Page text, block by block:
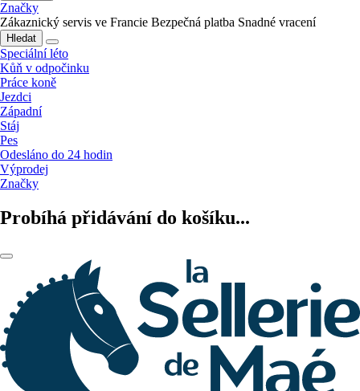
Značky
Zákaznický servis ve Francie Bezpečná platba Snadné vracení
Hledat
Speciální léto
Kůň v odpočinku
Práce koně
Jezdci
Západní
Stáj
Pes
Odesláno do 24 hodin
Výprodej
Značky
Probíhá přidávání do košíku...